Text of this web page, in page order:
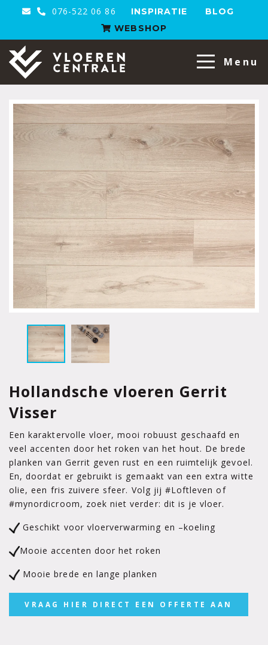
076-522 06 86 INSPIRATIE
BLOG
WEBSHOP
VloerenCentrale
Menu
Hollandsche vloeren Gerrit
Visser
Een karaktervolle vloer, mooi robuust geschaafd en
veel accenten door het roken van het hout. De brede
planken van Gerrit geven rust en een ruimtelijk gevoel.
En, doordat er gebruikt is gemaakt van een extra witte
olie, een fris zuivere sfeer. Volg jij #Loftleven of
#mynordicroom, zoek niet verder: dit is je vloer.
Geschikt voor vloerverwarming en –koeling
Mooie accenten door het roken
Mooie brede en lange planken
VRAAG HIER DIRECT EEN OFFERTE AAN